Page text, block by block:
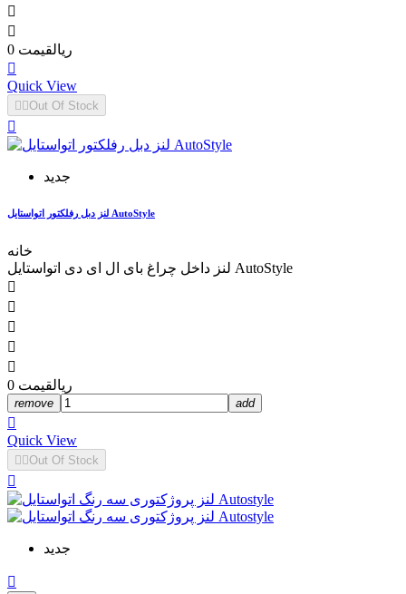


0 ریالقیمت

Quick View
 Out Of Stock

جدید
لنز دبل رفلکتور اتواستایل AutoStyle
خانه
لنز داخل چراغ بای ال ای دی اتواستایل AutoStyle





0 ریالقیمت
remove add

Quick View
 Out Of Stock

جدید
